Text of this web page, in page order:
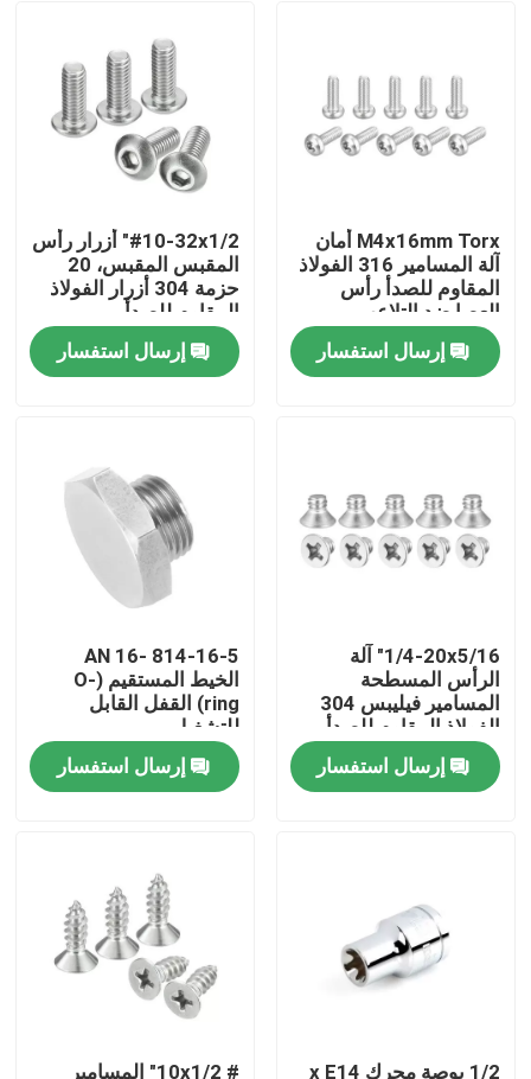
فيديوهات
جولة في المصنع
مراقبة الجودة
اطلب اقتباس
أجزاء معدنية معدة بالقطع الحاسوبية
M4x16mm Torx أمان
آلة المسامير 316 الفولاذ
المقاوم للصدأ رأس
العصا ضد التلاعب
المسامير
إرسال استفسار
#10-32x1/2" أزرار رأس
المقبس المقبس، 20
حزمة 304 أزرار الفولاذ
المقاوم للصدأ
إرسال استفسار
1/4-20x5/16" آلة
الرأس المسطحة
المسامير فيليبس 304
الفولاذ المقاوم للصدأ
التلميع 25 حزمة
إرسال استفسار
814-16-5 -16 AN
الخيط المستقيم (O-
ring) القفل القابل
للتشغيل
إرسال استفسار
1/2 بوصة محرك x E14 # 10x1/2" المسامير